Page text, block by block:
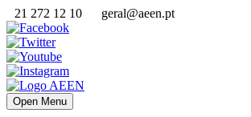
21 272 12 10 geral@aeen.pt
Open Menu